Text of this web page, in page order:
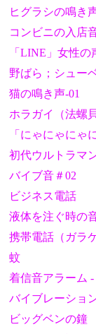
ヒグラシの鳴き
コンビニの入店
「LINE」女性
野ばら；シュー
猫の鳴き声-01
ホラガイ（法螺貝
「にゃにゃにゃ
初代ウルトラマ
バイブ音＃02
ビジネス電話
液体を注ぐ時の
携帯電話（ガラ
蚊
着信音アラーム
バイブレーショ
ビッグベンの鐘